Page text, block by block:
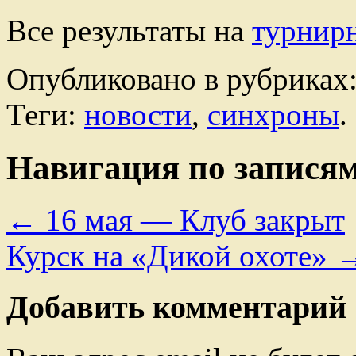
Все результаты на
Опубликовано в
Теги: новости, синхроны.
Навигация по
← 16 мая — Клуб закрыт
Курск на «Дикой охоте»
Добавить комментарий